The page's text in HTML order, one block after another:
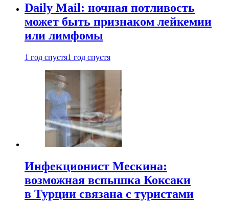
Daily Mail: ночная потливость
может быть признаком лейкемии
или лимфомы
1 год спустя1 год спустя
Инфекционист Мескина:
возможная вспышка Коксаки
в Турции связана с туристами